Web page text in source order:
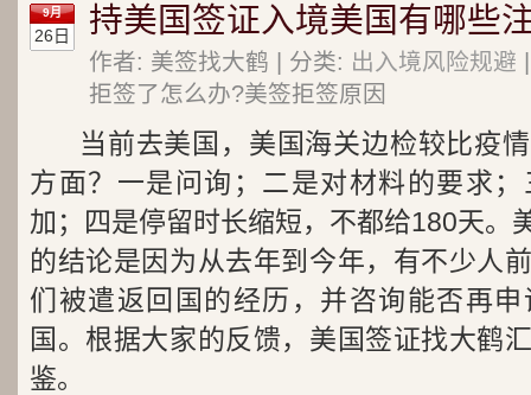
9月
26日 持美国签证入境美国有哪些
作者: 美签找大鹤 | 分类: 出入境风险规避
拒签了怎么办?美签拒签原因
当前去美国，美国海关边检较比疫
方面？一是问询；二是对材料的要求
加；四是停留时长缩短，不都给180天。
的结论是因为从去年到今年，有不少人
们被遣返回国的经历，并咨询能否再
国。根据大家的反馈，美国签证找大鹤
鉴。